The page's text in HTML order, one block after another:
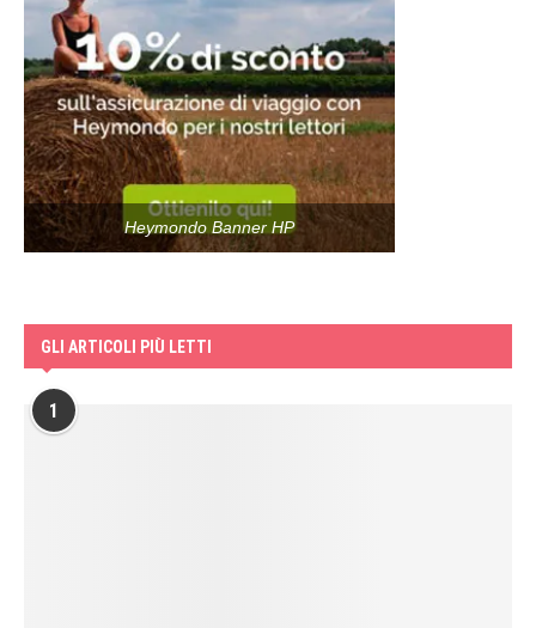
Heymondo Banner HP
GLI ARTICOLI PIÙ LETTI
1